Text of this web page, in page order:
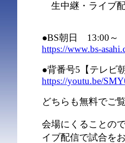
生中継・ライブ
●BS朝日 13:00～
https://www.bs-
●背番号5【テレビ
https://youtu.be/
どちらも無料でご
会場にくることの
イブ配信で試合を